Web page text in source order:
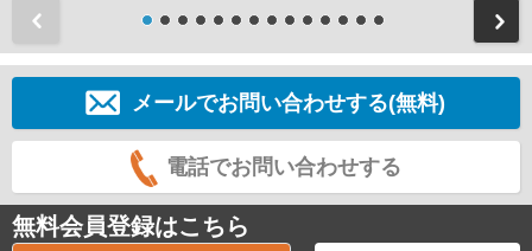
メールでお問い合わせする(無料)
電話でお問い合わせする
無料会員登録はこちら